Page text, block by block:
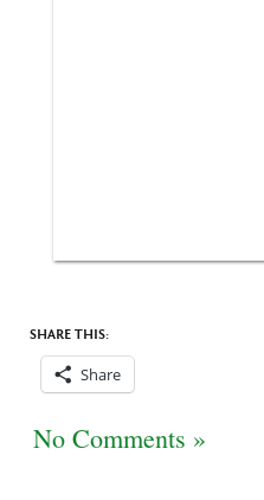
SHARE THIS:
Share
No Comments »